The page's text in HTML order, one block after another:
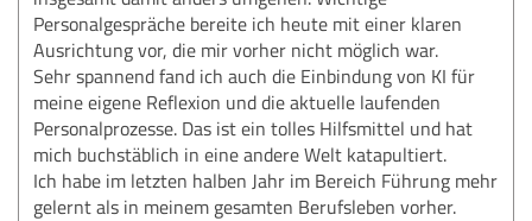
Personalgespräche bereite ich heute mit einer klaren
Ausrichtung vor, die mir vorher nicht möglich war.
Sehr spannend fand ich auch die Einbindung von KI für
meine eigene Reflexion und die aktuelle laufenden
Personalprozesse. Das ist ein tolles Hilfsmittel und hat
mich buchstäblich in eine andere Welt katapultiert.
Ich habe im letzten halben Jahr im Bereich Führung mehr
gelernt als in meinem gesamten Berufsleben vorher.